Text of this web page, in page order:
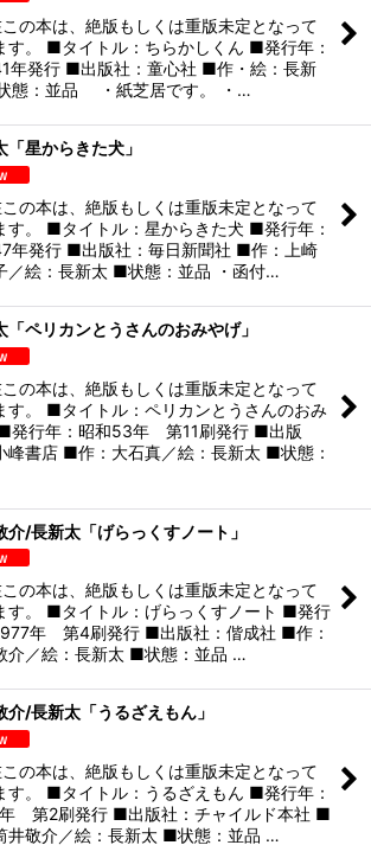
の本は、絶版もしくは重版未定となって
す。 ■タイトル：ちらかしくん ■発行年：
年発行 ■出版社：童心社 ■作・絵：長新
態：並品 ・紙芝居です。 ・…
「星からきた犬」
の本は、絶版もしくは重版未定となって
す。 ■タイトル：星からきた犬 ■発行年：
年発行 ■出版社：毎日新聞社 ■作：上崎
／絵：長新太 ■状態：並品 ・函付…
「ペリカンとうさんのおみやげ」
の本は、絶版もしくは重版未定となって
す。 ■タイトル：ペリカンとうさんのおみ
発行年：昭和53年 第11刷発行 ■出版
峰書店 ■作：大石真／絵：長新太 ■状態：
介/長新太「げらっくすノート」
の本は、絶版もしくは重版未定となって
す。 ■タイトル：げらっくすノート ■発行
年 第4刷発行 ■出版社：偕成社 ■作：
介／絵：長新太 ■状態：並品 …
介/長新太「うるざえもん」
の本は、絶版もしくは重版未定となって
す。 ■タイトル：うるざえもん ■発行年：
第2刷発行 ■出版社：チャイルド本社 ■
井敬介／絵：長新太 ■状態：並品 …